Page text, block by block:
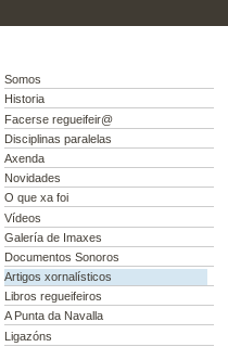
Somos
Historia
Facerse regueifeir@
Disciplinas paralelas
Axenda
Novidades
O que xa foi
Vídeos
Galería de Imaxes
Documentos Sonoros
Artigos xornalísticos
Libros regueifeiros
A Punta da Navalla
Ligazóns